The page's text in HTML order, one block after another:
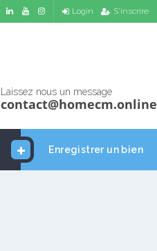
Login S'inscrire
Laissez nous un message
contact@homecm.online
Enregistrer un bien